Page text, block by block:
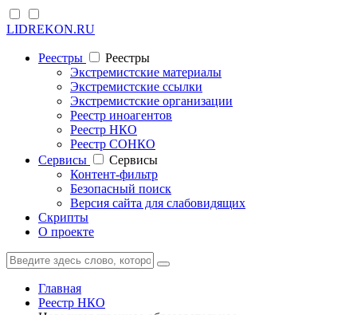
LIDREKON.RU
Реестры
Реестры
Экстремистские материалы
Экстремистские ссылки
Экстремистские организации
Реестр иноагентов
Реестр НКО
Реестр СОНКО
Cервисы
Cервисы
Контент-фильтр
Безопасный поиск
Версия сайта для слабовидящих
Скрипты
О проекте
Главная
Реестр НКО